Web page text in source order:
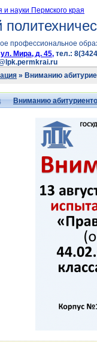
науки Пермского края
профессиональное
Мира, д. 45, тел.:
» Вниманию
Вниманию